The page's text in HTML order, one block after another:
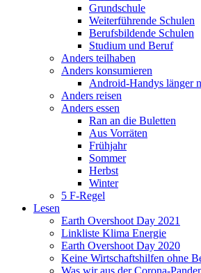
Grundschule
Weiterführende Schulen
Berufsbildende Schulen
Studium und Beruf
Anders teilhaben
Anders konsumieren
Android-Handys länger
Anders reisen
Anders essen
Ran an die Buletten
Aus Vorräten
Frühjahr
Sommer
Herbst
Winter
5 F-Regel
Lesen
Earth Overshoot Day 2021
Linkliste Klima Energie
Earth Overshoot Day 2020
Keine Wirtschaftshilfen ohne
Was wir aus der Corona-